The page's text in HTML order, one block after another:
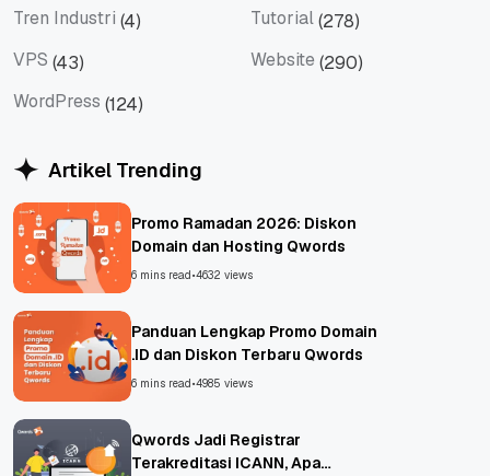
Tren Industri (4) Tutorial(278)
VPS (43) Website (290)
WordPress (124)
Artikel Trending
Promo Ramadan 2026: Diskon
Domain dan Hosting Qwords
6 mins read•4632 views
Panduan Lengkap Promo Domain
.ID dan Diskon Terbaru Qwords
6 mins read•4985 views
Qwords Jadi Registrar
Terakreditasi ICANN, Apa